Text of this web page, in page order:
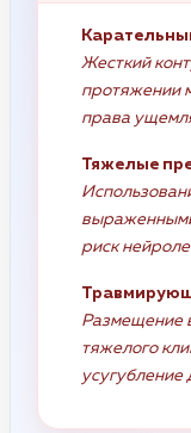
Жесткий
протяжении
права
Тяжелые
риск
Размещение
тяжелого
усугубление